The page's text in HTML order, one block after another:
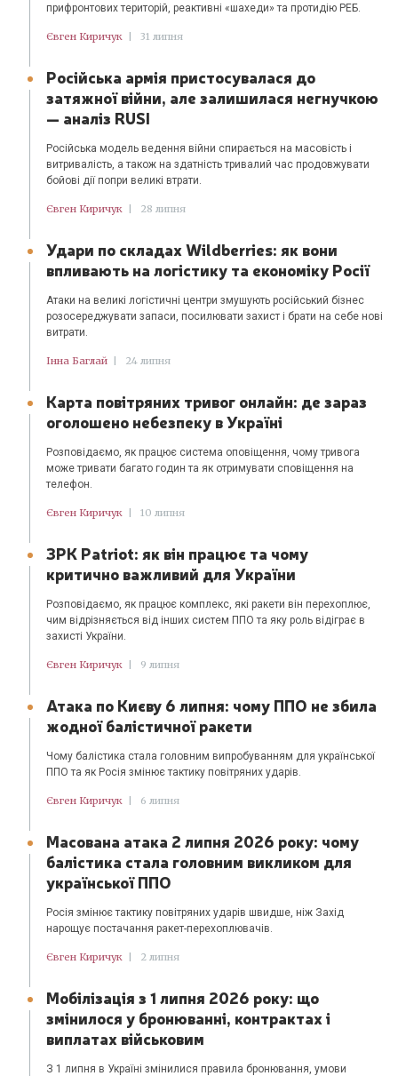
прифронтових територій, реактивні «шахеди» та протидію РЕБ.
Євген Киричук | 31 липня
Російська армія пристосувалася до
затяжної війни, але залишилася негнучкою
— аналіз RUSI
Російська модель ведення війни спирається на масовість і
витривалість, а також на здатність тривалий час продовжувати
бойові дії попри великі втрати.
Євген Киричук | 28 липня
Удари по складах Wildberries: як вони
впливають на логістику та економіку Росії
Атаки на великі логістичні центри змушують російський бізнес
розосереджувати запаси, посилювати захист і брати на себе нові
витрати.
Інна Баглай | 24 липня
Карта повітряних тривог онлайн: де зараз
оголошено небезпеку в Україні
Розповідаємо, як працює система оповіщення, чому тривога
може тривати багато годин та як отримувати сповіщення на
телефон.
Євген Киричук | 10 липня
ЗРК Patriot: як він працює та чому
критично важливий для України
Розповідаємо, як працює комплекс, які ракети він перехоплює,
чим відрізняється від інших систем ППО та яку роль відіграє в
захисті України.
Євген Киричук | 9 липня
Атака по Києву 6 липня: чому ППО не збила
жодної балістичної ракети
Чому балістика стала головним випробуванням для української
ППО та як Росія змінює тактику повітряних ударів.
Євген Киричук | 6 липня
Масована атака 2 липня 2026 року: чому
балістика стала головним викликом для
української ППО
Росія змінює тактику повітряних ударів швидше, ніж Захід
нарощує постачання ракет-перехоплювачів.
Євген Киричук | 2 липня
Мобілізація з 1 липня 2026 року: що
змінилося у бронюванні, контрактах і
виплатах військовим
З 1 липня в Україні змінилися правила бронювання, умови